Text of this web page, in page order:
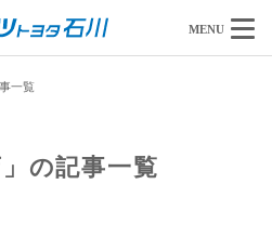
MENU
一覧
」の記事一覧